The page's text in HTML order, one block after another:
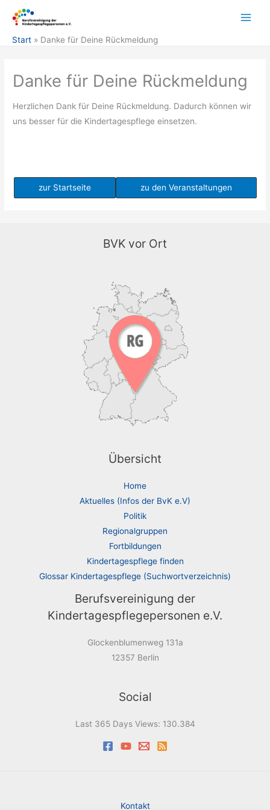
Inhalt
springen
Start Danke für Deine Rückmeldung
Danke für Deine Rückmeldung
Herzlichen Dank für Deine Rückmeldung. Dadurch können wir
uns besser für die Kindertagespflege einsetzen.
zur Startseite zu den Veranstaltungen
BVK vor Ort
Übersicht
Home
Aktuelles (Infos der BvK e.V)
Politik
Regionalgruppen
Fortbildungen
Kindertagespflege finden
Glossar Kindertagespflege (Suchwortverzeichnis)
Berufsvereinigung der
Kindertagespflegepersonen e.V.
Glockenblumenweg 131a
12357 Berlin
Social
Last 365 Days Views: 130.384
Kontakt